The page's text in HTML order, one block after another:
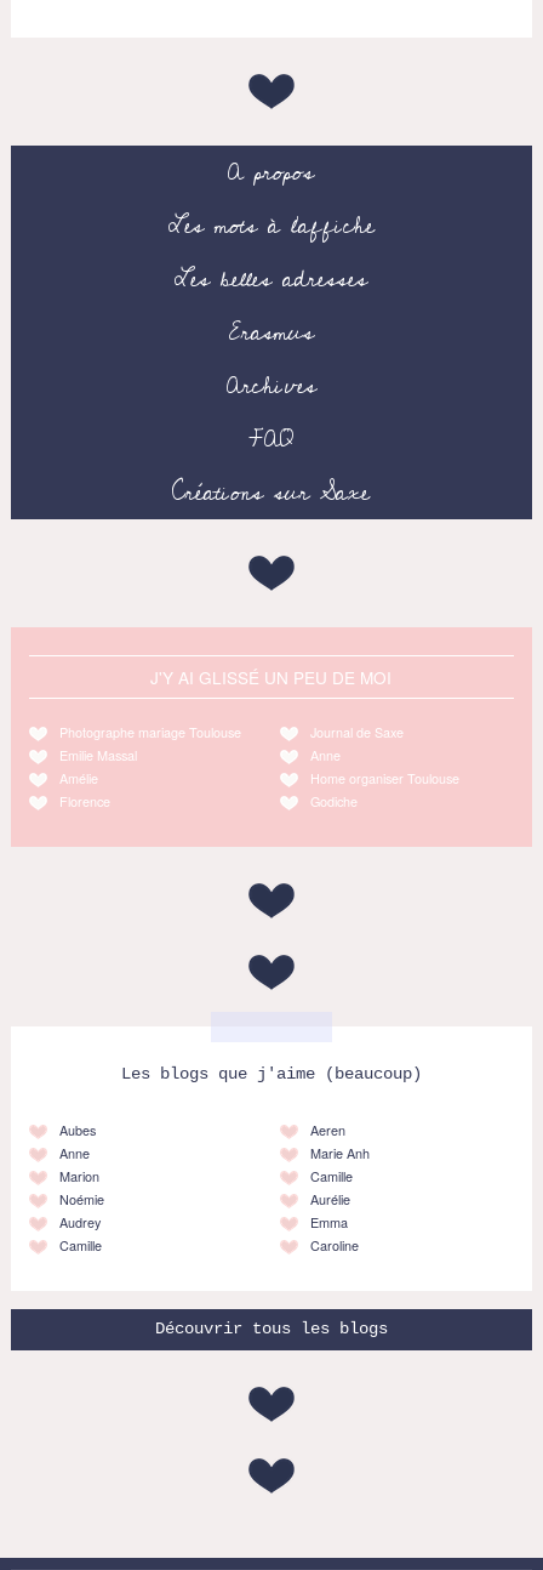
A propos
Les mots à l’affiche
Les belles adresses
Erasmus
Archives
FAQ
Créations sur Saxe
J'Y AI GLISSÉ UN PEU DE MOI
Photographe mariage Toulouse
Emilie Massal
Amélie
Florence
Journal de Saxe
Anne
Home organiser Toulouse
Godiche
Les blogs que j'aime (beaucoup)
Aubes
Anne
Marion
Noémie
Audrey
Camille
Aeren
Marie Anh
Camille
Aurélie
Emma
Caroline
Découvrir tous les blogs